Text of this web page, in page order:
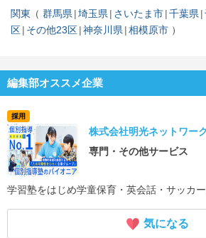
関東 群馬県 埼玉県 さいたま市 千葉県
区 その他23区 神奈川県 相模原市
編集部オススメ企業
採用
株式会社明光ネットワー
専門・その他サービス
学習塾をはじめ学童保育・英会話・サッカ
気になる